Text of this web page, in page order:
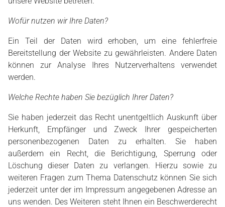
Wofür nutzen wir Ihre Daten?
Ein Teil der Daten wird erhoben, um eine fehlerfreie
Bereitstellung der Website zu gewährleisten. Andere Daten
können zur Analyse Ihres Nutzerverhaltens verwendet
werden.
Welche Rechte haben Sie bezüglich Ihrer Daten?
Sie haben jederzeit das Recht unentgeltlich Auskunft über
Herkunft, Empfänger und Zweck Ihrer gespeicherten
personenbezogenen Daten zu erhalten. Sie haben
außerdem ein Recht, die Berichtigung, Sperrung oder
Löschung dieser Daten zu verlangen. Hierzu sowie zu
weiteren Fragen zum Thema Datenschutz können Sie sich
jederzeit unter der im Impressum angegebenen Adresse an
uns wenden. Des Weiteren steht Ihnen ein Beschwerderecht